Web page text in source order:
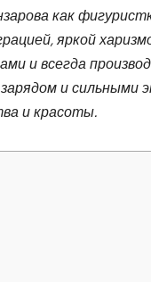
как
яркой
и всегда
и сильными
и красоты.